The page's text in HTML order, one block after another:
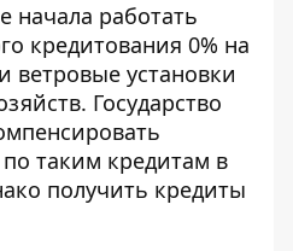
начала работать
кредитования 0% на
ветровые установки
Государство
таким кредитам в
получить кредиты